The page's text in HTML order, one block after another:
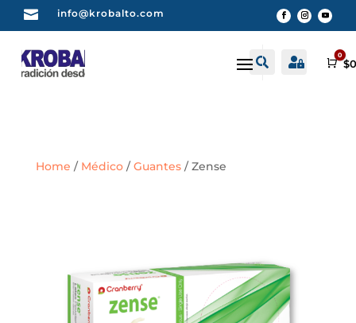
 info@krobalto.com
 Buscar
 Cuenta
0
$
Home / Médico/Guantes/ Zense